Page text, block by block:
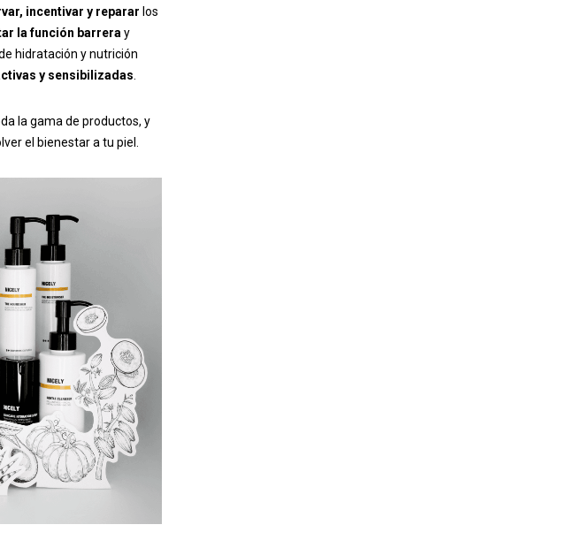
incentivar y reparar los
la función barrera y
hidratación y nutrición
y sensibilizadas
la gama de productos, y
el bienestar a tu piel.